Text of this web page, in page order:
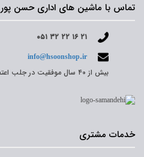
تماس با ماشین های اداری حسن پور
۰۵۱ ۳۲ ۲۲ ۱۶ ۲۱
info@hsoonshop.ir
بیش از ۴۰ سال موفقیت در جلب اعتماد شما
خدمات مشتری